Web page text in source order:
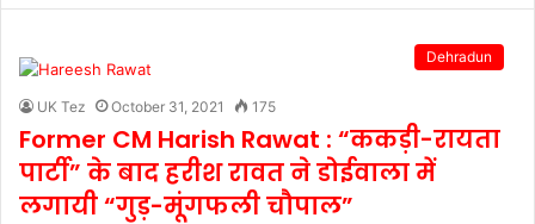
Dehradun
UK Tez October 31, 2021 175
Former CM Harish Rawat : “ककड़ी-रायता
पार्टी” के बाद हरीश रावत ने डोईवाला में
लगायी “गुड़-मूंगफली चौपाल”